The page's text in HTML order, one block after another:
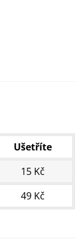
Ušetříte
15 Kč
49 Kč